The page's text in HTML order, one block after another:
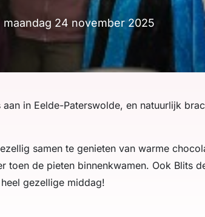
maandag 24 november 2025
in Eelde-Paterswolde, en natuurlijk
samen te genieten van warme
toen de pieten binnenkwamen. Ook Blits
gezellige middag!